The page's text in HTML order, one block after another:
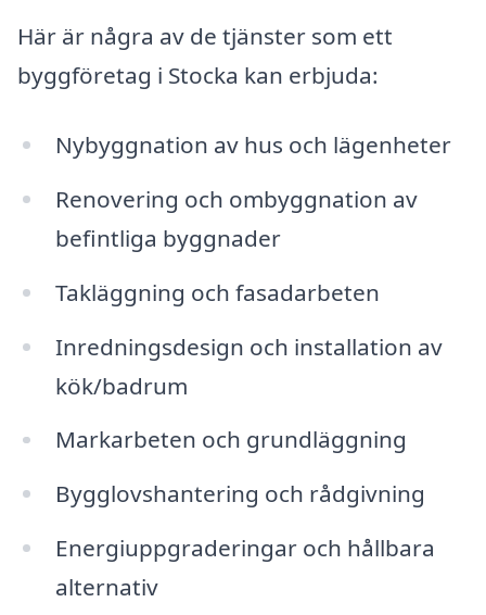
Här är några av de tjänster som ett
byggföretag i Stocka kan erbjuda:
Nybyggnation av hus och lägenheter
Renovering och ombyggnation av
befintliga byggnader
Takläggning och fasadarbeten
Inredningsdesign och installation av
kök/badrum
Markarbeten och grundläggning
Bygglovshantering och rådgivning
Energiuppgraderingar och hållbara
alternativ